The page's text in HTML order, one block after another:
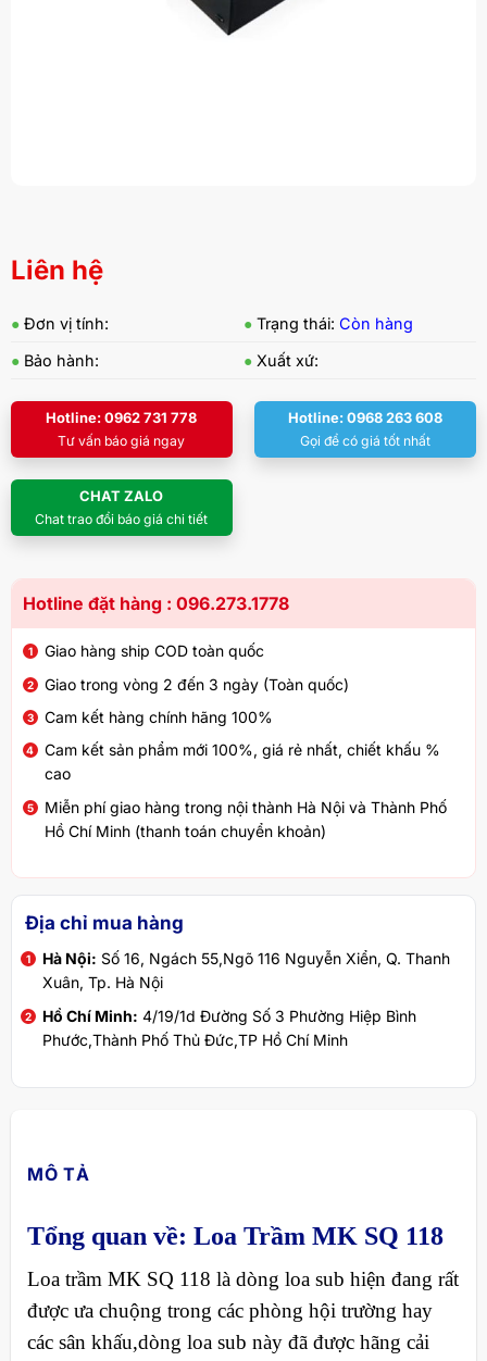
Liên hệ
● Đơn vị tính: ● Trạng thái: Còn hàng
● Bảo hành: ● Xuất xứ:
Hotline: 0962 731 778
Tư vấn báo giá ngay
Hotline: 0968 263 608
Gọi để có giá tốt nhất
CHAT ZALO
Chat trao đổi báo giá chi tiết
Hotline đặt hàng : 096.273.1778
Giao hàng ship COD toàn quốc
Giao trong vòng 2 đến 3 ngày (Toàn quốc)
Cam kết hàng chính hãng 100%
Cam kết sản phẩm mới 100%, giá rẻ nhất, chiết khấu %
cao
Miễn phí giao hàng trong nội thành Hà Nội và Thành Phố
Hồ Chí Minh (thanh toán chuyển khoản)
Địa chỉ mua hàng
Hà Nội: Số 16, Ngách 55,Ngõ 116 Nguyễn Xiển, Q. Thanh
Xuân, Tp. Hà Nội
Hồ Chí Minh: 4/19/1d Đường Số 3 Phường Hiệp Bình
Phước,Thành Phố Thủ Đức,TP Hồ Chí Minh
MÔ TẢ
Tổng quan về: Loa Trầm MK SQ 118
Loa trầm MK SQ 118 là dòng loa sub hiện đang rất
được ưa chuộng trong các phòng hội trường hay
các sân khấu,dòng loa sub này đã được hãng cải